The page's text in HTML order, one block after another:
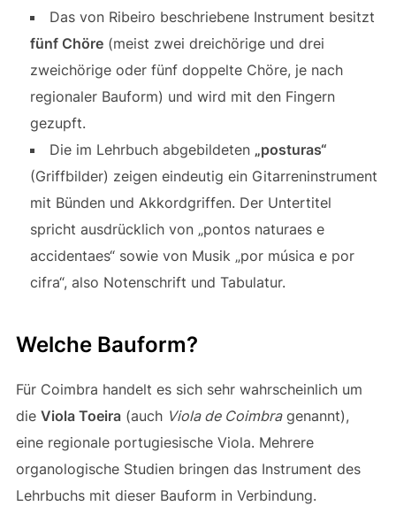
Das von Ribeiro beschriebene Instrument besitzt
fünf Chöre(meist zwei dreichörige und drei
zweichörige oder fünf doppelte Chöre, je nach
regionaler Bauform) und wird mit den Fingern
gezupft.
Die im Lehrbuch abgebildeten „posturas“
(Griffbilder) zeigen eindeutig ein Gitarreninstrument
mit Bünden und Akkordgriffen. Der Untertitel
spricht ausdrücklich von „pontos naturaes e
accidentaes“ sowie von Musik „por música e por
cifra“, also Notenschrift und Tabulatur.
Welche Bauform?
Für Coimbra handelt es sich sehr wahrscheinlich um
die Viola Toeira(auch Viola de Coimbragenannt),
eine regionale portugiesische Viola. Mehrere
organologische Studien bringen das Instrument des
Lehrbuchs mit dieser Bauform in Verbindung.